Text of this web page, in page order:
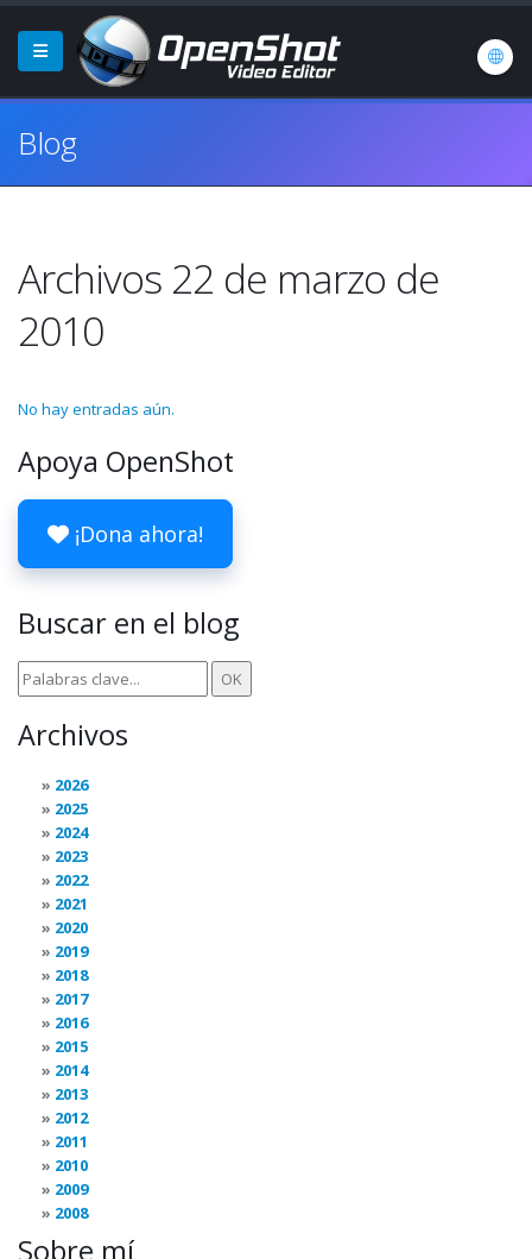
Blog
Archivos 22 de marzo de
2010
No hay entradas aún.
Apoya OpenShot
¡Dona ahora!
Buscar en el blog
Archivos
2026
2025
2024
2023
2022
2021
2020
2019
2018
2017
2016
2015
2014
2013
2012
2011
2010
2009
2008
Sobre mí